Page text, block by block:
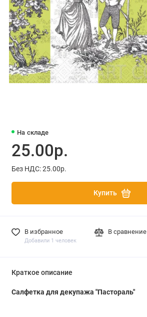
На складе
25.00р.
Без НДС: 25.00р.
Купить
В избранное
Добавили 1 человек
В сравнение
Краткое описание
Салфетка для декупажа "Пастораль"